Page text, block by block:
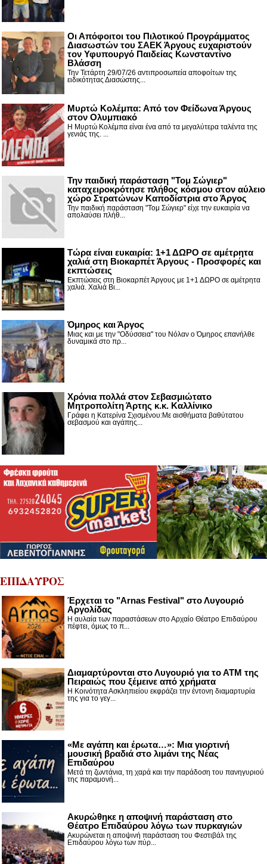
Οι Απόφοιτοι του Πιλοτικού Προγράμματος
Διασωστών του ΣΑΕΚ Άργους ευχαριστούν
τον Υφυπουργό Παιδείας Κωνσταντίνο
Βλάσση
Την Τετάρτη 29/07/26 αντιπροσωπεία αποφοίτων της
ειδικότητας Διασώστης...
Μυρτώ Κολέμπα: Από τον Φείδωνα Άργους
στον Ολυμπιακό
Η Μυρτώ Κολέμπα είναι ένα από τα μεγαλύτερα ταλέντα της
γενιάς της. ...
Την παιδική παράσταση "Τομ Σώγιερ"
καταχειροκρότησε πλήθος κόσμου στον αύλειο
χώρο Στρατώνων Καποδίστρια στο Άργος
Την παιδική παράσταση "Τομ Σώγιερ" είχε την ευκαιρία να
απολαύσει πλήθ...
Τώρα είναι ευκαιρία: 1+1 ΔΩΡΟ σε αμέτρητα
χαλιά στη Βιοκαρπέτ Άργους - Προσφορές και
εκπτώσεις
Εκπτώσεις στη Βιοκαρπέτ Άργους με 1+1 ΔΩΡΟ σε αμέτρητα
χαλιά. Χαλιά Βι...
Όμηρος και Άργος
Μιας και με την "Οδύσσεια" του Νόλαν ο Όμηρος επανήλθε
δυναμικά στο πρ...
Χρόνια πολλά στον Σεβασμιώτατο
Μητροπολίτη Άρτης κ.κ. Καλλίνικο
Γράφει η Κατερίνα Σχισμένου:Με αισθήματα βαθύτατου
σεβασμού και αγάπης...
ΕΠΙΔΑΥΡΟΣ
Έρχεται το "Arnas Festival" στο Λυγουριό
Αργολίδας
Η αυλαία των παραστάσεων στο Αρχαίο Θέατρο Επιδαύρου
πέφτει, όμως το π...
Διαμαρτύρονται στο Λυγουριό για το ΑΤΜ της
Πειραιώς που ξέμεινε από χρήματα
Η Κοινότητα Ασκληπιείου εκφράζει την έντονη διαμαρτυρία
της για το γεγ...
«Με αγάπη και έρωτα…»: Μια γιορτινή
μουσική βραδιά στο λιμάνι της Νέας
Επιδαύρου
Μετά τη ζωντάνια, τη χαρά και την παράδοση του πανηγυριού
της παραμονή...
Ακυρώθηκε η αποψινή παράσταση στο
Θέατρο Επιδαύρου λόγω των πυρκαγιών
Ακυρώνεται η αποψινή παράσταση του Φεστιβάλ της
Επιδαύρου λόγω των πύρ...